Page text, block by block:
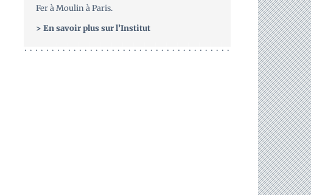
Fer à Moulin à Paris.
> En savoir plus sur l’Institut